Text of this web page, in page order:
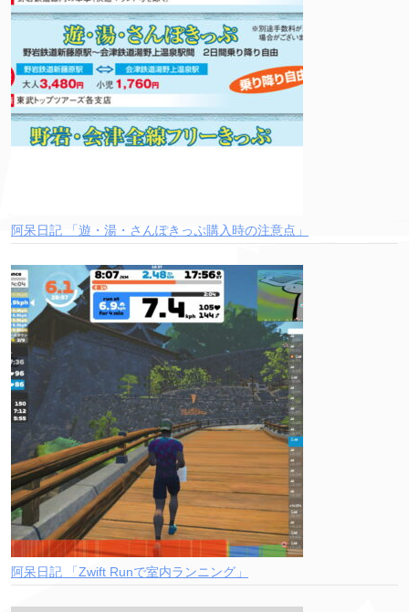
阿呆日記 「遊・湯・さんぽきっぷ購入時の注意点」
阿呆日記 「Zwift Runで室内ランニング」